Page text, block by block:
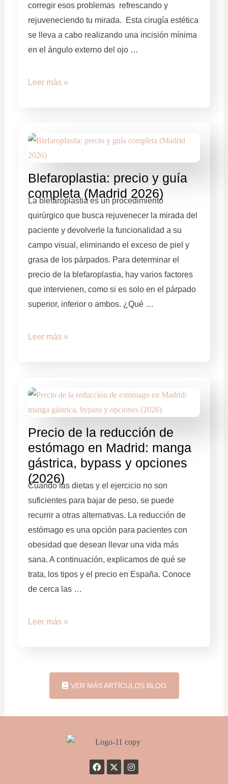
corregir esos problemas refrescando y
rejuveneciendo tu mirada. Esta cirugía estética
se lleva a cabo realizando una incisión mínima
en el ángulo externo del ojo …
Leer más »
Blefaroplastia: precio y guía
completa (Madrid 2026)
La blefaroplastia es un procedimiento
quirúrgico que busca rejuvenecer la mirada del
paciente y devolverle la funcionalidad a su
campo visual, eliminando el exceso de piel y
grasa de los párpados. Para determinar el
precio de la blefaroplastia, hay varios factores
que intervienen, como si es solo en el párpado
superior, inferior o ambos. ¿Qué …
Leer más »
Precio de la reducción de
estómago en Madrid: manga
gástrica, bypass y opciones
(2026)
Cuando las dietas y el ejercicio no son
suficientes para bajar de peso, se puede
recurrir a otras alternativas. La reducción de
estómago es una opción para pacientes con
obesidad que desean llevar una vida más
sana. A continuación, explicamos de qué se
trata, los tipos y el precio en España. Conoce
de cerca las …
Leer más »
VER MÁS ARTÍCULOS BLOG